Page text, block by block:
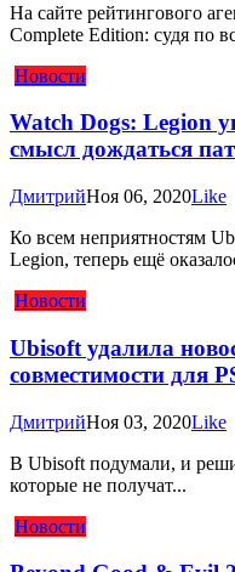
На сайте рейтингового
Complete Edition: судя по
Новости
Watch Dogs: Legion
смысл дождаться
ДмитрийНоя 06, 2020Like
Ко всем неприятностям
Legion, теперь ещё
Новости
Ubisoft удалила
совместимости для
ДмитрийНоя 03, 2020Like
В Ubisoft подумали, и
которые не получат...
Новости